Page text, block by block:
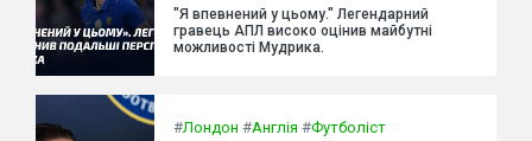
"Я впевнений у цьому." Легендарний
гравець АПЛ високо оцінив майбутні
можливості Мудрика.
#Лондон #Англія #Футболіст